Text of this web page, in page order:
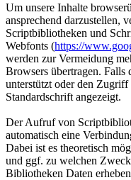
Um unsere Inhalte
ansprechend darzustellen,
Scriptbibliotheken und
Webfonts (https://
werden zur Vermeidung
Browsers übertragen.
unterstützt oder den
Standardschrift angezeigt.
Der Aufruf von
automatisch eine
Dabei ist es theoretisch
und ggf. zu welchen
Bibliotheken Daten